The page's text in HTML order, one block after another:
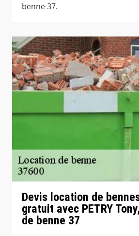
benne 37.
Devis location de
gratuit avec PETRY
de benne 37